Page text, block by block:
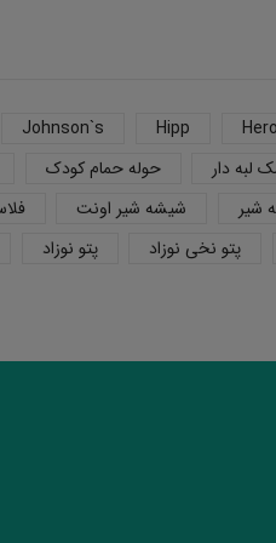
Hipp
Johnson`s
لبه دار حوله حمام کودک
شیر شیشه شیر اونت
پتو نخی نوزاد پتو نوزاد